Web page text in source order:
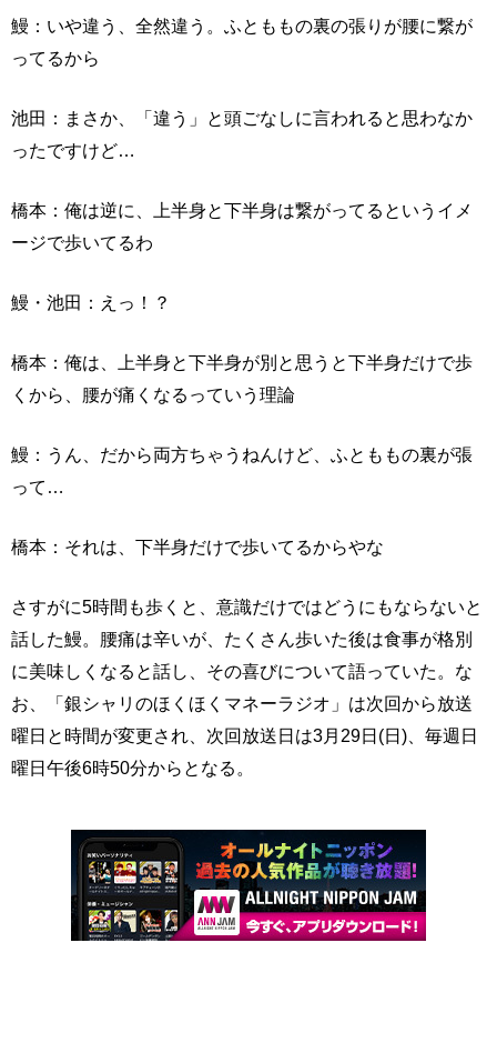
鰻：いや違う、全然違う。ふとももの裏の張りが腰に繋が
ってるから
池田：まさか、「違う」と頭ごなしに言われると思わなか
ったですけど…
橋本：俺は逆に、上半身と下半身は繋がってるというイメ
ージで歩いてるわ
鰻・池田：えっ！？
橋本：俺は、上半身と下半身が別と思うと下半身だけで歩
くから、腰が痛くなるっていう理論
鰻：うん、だから両方ちゃうねんけど、ふとももの裏が張
って…
橋本：それは、下半身だけで歩いてるからやな
さすがに5時間も歩くと、意識だけではどうにもならないと
話した鰻。腰痛は辛いが、たくさん歩いた後は食事が格別
に美味しくなると話し、その喜びについて語っていた。な
お、「銀シャリのほくほくマネーラジオ」は次回から放送
曜日と時間が変更され、 次回放送日は3月29日(日) 、毎週日
曜日午後6時50分からとなる 。